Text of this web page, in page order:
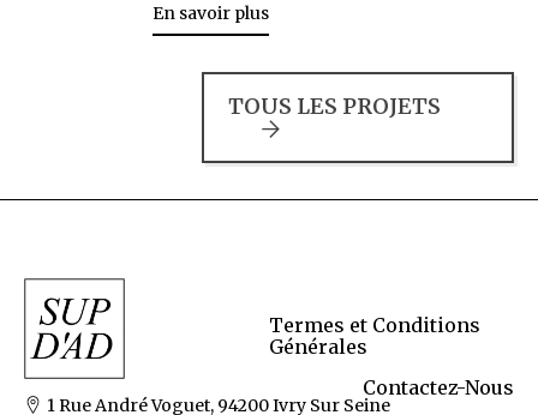
En savoir plus
TOUS LES PROJETS
1 Rue André Voguet, 94200 Ivry Sur Seine
Termes et Conditions
Générales
Contactez-Nous